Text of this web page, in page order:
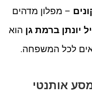
– מפלון מדהים
יונתן ברמת גן הוא
לכל המשפחה.
אותנטי